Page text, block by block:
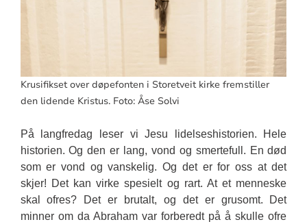
Krusifikset over døpefonten i Storetveit kirke fremstiller
den lidende Kristus. Foto: Åse Solvi
På langfredag leser vi Jesu lidelseshistorien. Hele
historien. Og den er lang, vond og smertefull. En død
som er vond og vanskelig. Og det er for oss at det
skjer! Det kan virke spesielt og rart. At et menneske
skal ofres? Det er brutalt, og det er grusomt. Det
minner om da Abraham var forberedt på å skulle ofre